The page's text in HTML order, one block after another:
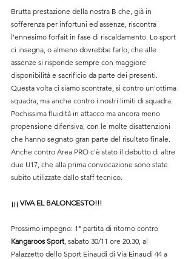
Brutta prestazione della nostra B che, già in
sofferenza per infortuni ed assenze, riscontra
l'ennesimo forfait in fase di riscaldamento. Lo sport
ci insegna, o almeno dovrebbe farlo, che alle
assenze si risponde sempre con maggiore
disponibilità e sacrificio da parte dei presenti.
Questa volta ci siamo scontrate, sì contro un'ottima
squadra, ma anche contro i nostri limiti di squadra.
Pochissima fluidità in attacco ma ancora meno
propensione difensiva, con le molte disattenzioni
che hanno segnato gran parte del risultato finale.
Anche contro Area PRO c'è stato il debutto di altre
due U17, che alla prima convocazione sono state
subito utilizzate dallo staff tecnico.
¡¡¡ VIVA EL BALONCESTO!!!
Prossimo impegno: 1° partita di ritorno contro
Kangaroos Sport, sabato 30/11 ore 20.30, al
Palazzetto dello Sport Einaudi di Via Einaudi 44 a